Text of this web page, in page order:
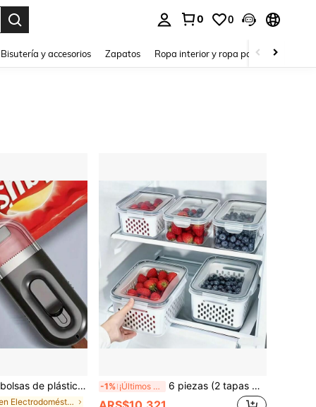
0 0
Bisutería y accesorios Zapatos Ropa interior y ropa para dormir
para camping al aire libre, versión negra con aire caliente y frío - ideal para alimentos, aperitivos y suministros de cocina
en Electrodomésticos
-1% ¡Últimos 3 días 6 piezas (2 tapas + 2 cajas + 2 cestas colador) Recipientes cuadrados para almacenamiento de alimentos, cajas de almacenamiento reutilizables de material PP para refrigerador, adecuadas para chile, perejil, cilantro, ajo, fideos, huevos, con tapas lavables a mano, recipientes esenciales de almacenamiento de cocina, organizador de refrigerador, cajas para mantener frescos los vegetales, 1 organizador de almacenamiento de alimentos y organizador de alimentos